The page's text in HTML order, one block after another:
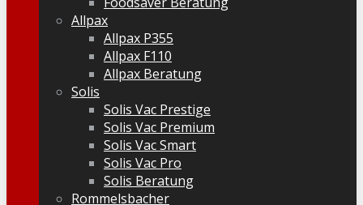
Allpax
Allpax P355
Allpax F110
Allpax Beratung
Solis
Solis Vac Prestige
Solis Vac Premium
Solis Vac Smart
Solis Vac Pro
Solis Beratung
Rommelsbacher